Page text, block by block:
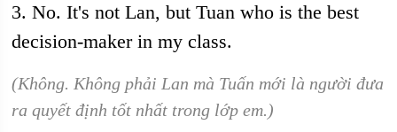
3. No. It's not Lan, but Tuan who is the best
decision-maker in my class.
(Không. Không phải Lan mà Tuấn mới là người đưa
ra quyết định tốt nhất trong lớp em.)